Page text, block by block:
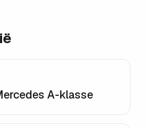
A-klasse